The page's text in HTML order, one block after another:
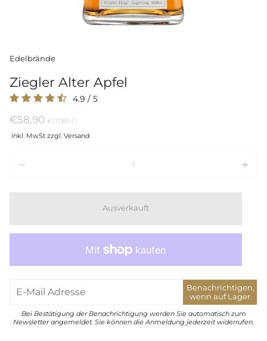
Edelbrände
Ziegler Alter Apfel
4.9 / 5
€58,90 Preis
Einheit
€117,80 /per
l
inkl. MwSt zzgl. Versand
Ausverkauft
Benachrichtigen,
wenn auf Lager
Bei Bestätigung der Benachrichtigung werden Sie automatisch zum
Newsletter angemeldet. Sie können die Anmeldung jederzeit widerrufen.